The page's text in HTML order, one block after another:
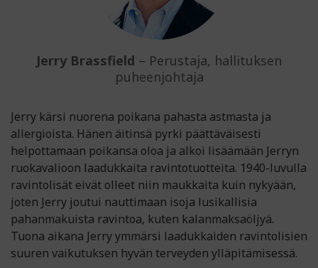
Jerry Brassfield – Perustaja, hallituksen
puheenjohtaja
Jerry kärsi nuorena poikana pahasta astmasta ja
allergioista. Hänen äitinsä pyrki päättäväisesti
helpottamaan poikansa oloa ja alkoi lisäämään Jerryn
ruokavalioon laadukkaita ravintotuotteita. 1940-luvulla
ravintolisät eivät olleet niin maukkaita kuin nykyään,
joten Jerry joutui nauttimaan isoja lusikallisia
pahanmakuista ravintoa, kuten kalanmaksaöljyä.
Tuona aikana Jerry ymmärsi laadukkaiden ravintolisien
suuren vaikutuksen hyvän terveyden ylläpitämisessä.